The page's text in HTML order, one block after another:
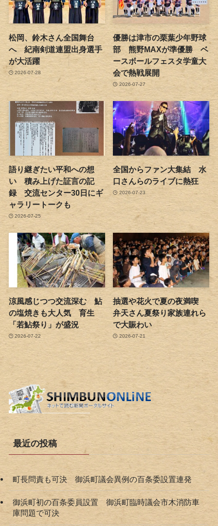
松岡、鈴木さん全国舞台
へ 紀南剣道連盟出身選手
が大活躍
2026-07-28
優勝は津市の栗葉少年野球
部 熊野MAXが準優勝 ベ
ースボールフェスタ学童大
会で熱戦展開
2026-07-27
語り継ぎたい平和への想
い 積み上げた証言の記
録 交流センター30日にギ
ャラリートークも
2026-07-25
全国からファン大集結 水
口さんらのライブに熱狂
2026-07-23
涼風感じつつ交流深む 鮎
の塩焼きも大人気 育生
「若鮎祭り」が盛況
2026-07-22
抽選や花火で夏の夜満喫
弁天さん夏祭り家族連れら
で大賑わい
2026-07-21
最近の投稿
町長問責も可決 御浜町議会異例の百条委設置連発
御浜町初の百条委員設置 御浜町臨時議会市木消防車
庫問題で可決